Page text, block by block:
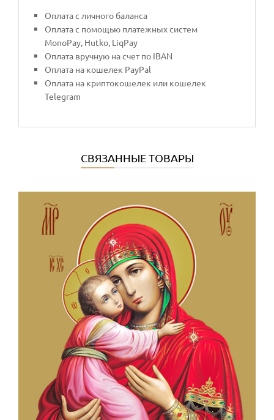
Оплата с личного баланса
Оплата с помощью платежных систем
MonoPay, Hutko, LiqPay
Оплата вручную на счет по IBAN
Оплата на кошелек PayPal
Оплата на криптокошелек или кошелек
Telegram
СВЯЗАННЫЕ ТОВАРЫ